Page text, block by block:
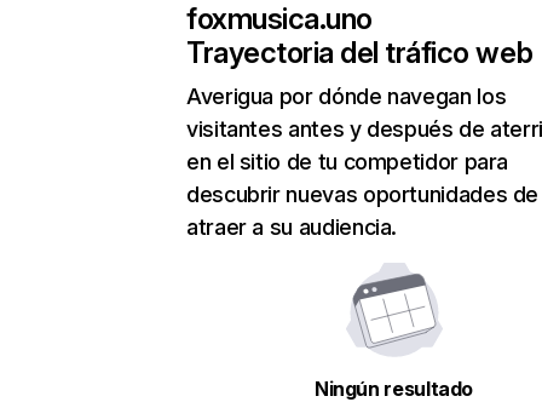
foxmusica.uno
Trayectoria del tráfico web
Averigua por dónde navegan los
visitantes antes y después de
en el sitio de tu competidor para
descubrir nuevas oportunidades de
atraer a su audiencia.
Ningún resultado